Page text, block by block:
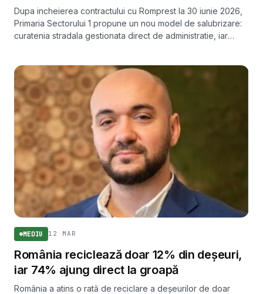
Dupa incheierea contractului cu Romprest la 30 iunie 2026,
Primaria Sectorului 1 propune un nou model de salubrizare:
curatenia stradala gestionata direct de administratie, iar
MEDIU 12 MAR
România reciclează doar 12% din deșeuri,
iar 74% ajung direct la groapă
România a atins o rată de reciclare a deșeurilor de doar